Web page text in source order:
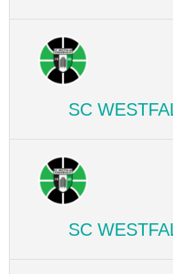
SC
SC